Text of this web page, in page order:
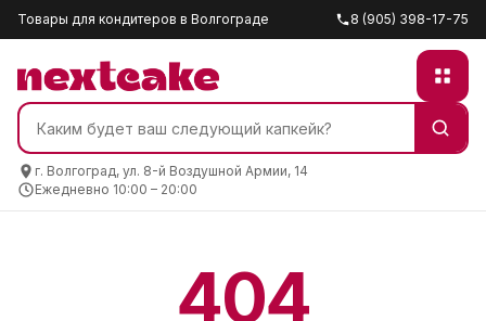
Товары для кондитеров в Волгограде 8 (905) 398-17-75
г. Волгоград, ул. 8-й Воздушной Армии, 14
Ежедневно 10:00 – 20:00
404